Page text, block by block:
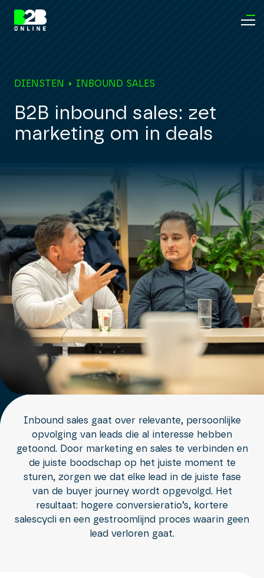
DIENSTEN INBOUND SALES
B2B inbound sales: zet
marketing om in deals
Inbound sales gaat over relevante, persoonlijke
opvolging van leads die al interesse hebben
getoond. Door marketing en sales te verbinden en
de juiste boodschap op het juiste moment te
sturen, zorgen we dat elke lead in de juiste fase
van de buyer journey wordt opgevolgd. Het
resultaat: hogere conversieratio’s, kortere
salescycli en een gestroomlijnd proces waarin geen
lead verloren gaat.